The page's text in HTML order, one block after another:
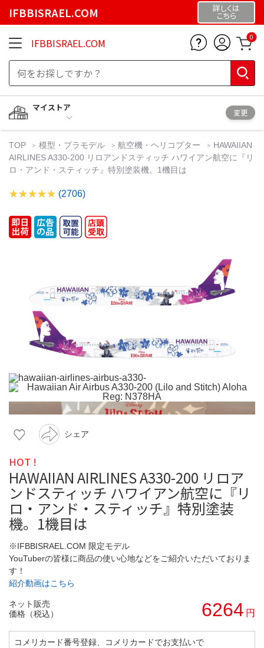
IFBBISRAEL.COM 詳しくは
こちら
IFBBISRAEL.COM 0
マイストア
変更
TOP 模型・プラモデル 航空機・ヘリコプター
HAWAIIAN
AIRLINES A330-200 リロアンドスティッチ ハワイアン航空に『リ
ロ・アンド・スティッチ』特別塗装機。1機目は
(2706)
シェア
HOT !
HAWAIIAN AIRLINES A330-200 リロア
ンドスティッチ ハワイアン航空に『リ
ロ・アンド・スティッチ』特別塗装
機。1機目は
※IFBBISRAEL.COM 限定モデル
YouTuberの皆様に商品の使い心地などをご紹介いただいておりま
す！
紹介動画はこちら
ネット販売
価格（税込）
6264 円
コメリカード番号登録、コメリカードでお支払いで